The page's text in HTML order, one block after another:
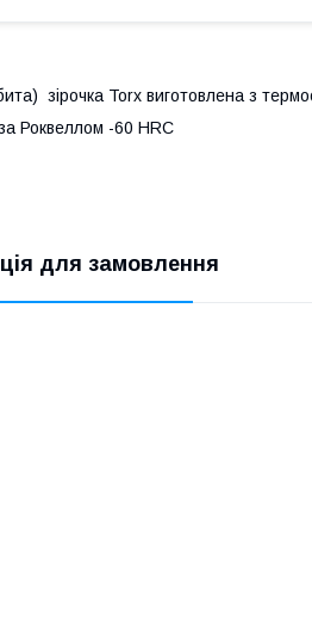
зірочка Torx виготовлена з
Роквеллом -60 HRC
для замовлення